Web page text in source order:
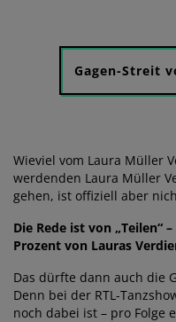
Gagen-Streit
Wieviel vom Laura Müller
werdenden Laura Müller
gehen, ist offiziell aber
Die Rede ist von „Teilen“
Prozent von Lauras
Das dürfte dann auch die
Denn bei der RTL-
noch dabei ist – pro Folge